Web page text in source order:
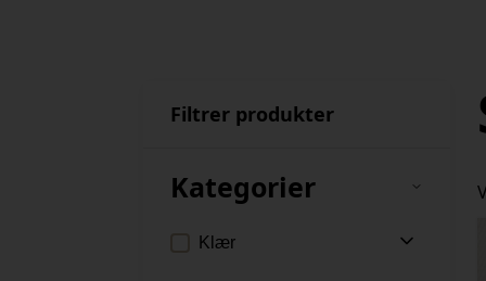
Filtrer produkter
Kategorier
Klær